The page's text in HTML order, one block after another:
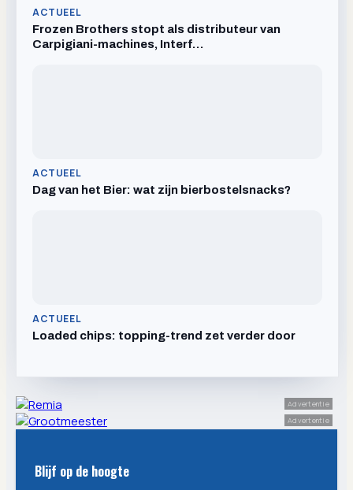
ACTUEEL
Frozen Brothers stopt als distributeur van
Carpigiani-machines, Interf…
ACTUEEL
Dag van het Bier: wat zijn bierbostelsnacks?
ACTUEEL
Loaded chips: topping-trend zet verder door
Advertentie
Advertentie
Blijf op de hoogte